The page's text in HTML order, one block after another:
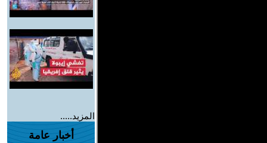
المزيد.....
أخبار عامة